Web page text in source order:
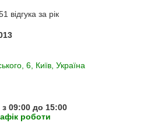
відгука за рік
6, Київ, Україна
09:00 до 15:00
роботи